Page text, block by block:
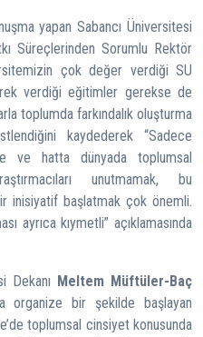
yapan Sabancı Üniversitesi
Süreçlerinden Sorumlu Rektör
çok değer verdiği SU
verdiği eğitimler gerekse de
toplumda farkındalık oluşturma
kaydederek “Sadece
ve hatta dünyada toplumsal
unutmamak, bu
inisiyatif başlatmak çok önemli.
ayrıca kıymetli” açıklamasında
Dekanı Meltem Müftüler-Baç
organize bir şekilde başlayan
toplumsal cinsiyet konusunda